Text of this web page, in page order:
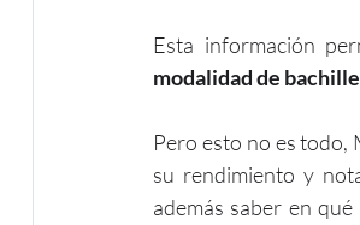
Esta información
modalidad de
Pero esto no es todo,
su rendimiento y
además saber en